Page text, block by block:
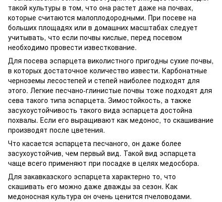
такой культуры в том, что она растет даже на почвах,
которые считаются малоплодородными. При посеве на
больших площадях или в домашних масштабах следует
учитывать, что если почвы кислые, перед посевом
необходимо провести известкование.
Для посева эспарцета виколистного пригодны сухие почвы,
в которых достаточное количество извести. Карбонатные
черноземы лесостепей и степей наиболее подходят для
этого. Легкие песчано-глинистые почвы тоже подходят для
сева такого типа эспарцета. Зимостойкость, а также
засухоустойчивость такого вида эспарцета достойна
похвалы. Если его выращивают как медонос, то скашивание
производят после цветения.
Что касается эспарцета песчаного, он даже более
засухоустойчив, чем первый вид. Такой вид эспарцета
чаще всего применяют при посадке в целях медосбора.
Для закавказского эспарцета характерно то, что
скашивать его можно даже дважды за сезон. Как
медоносная культура он очень ценится пчеловодами.